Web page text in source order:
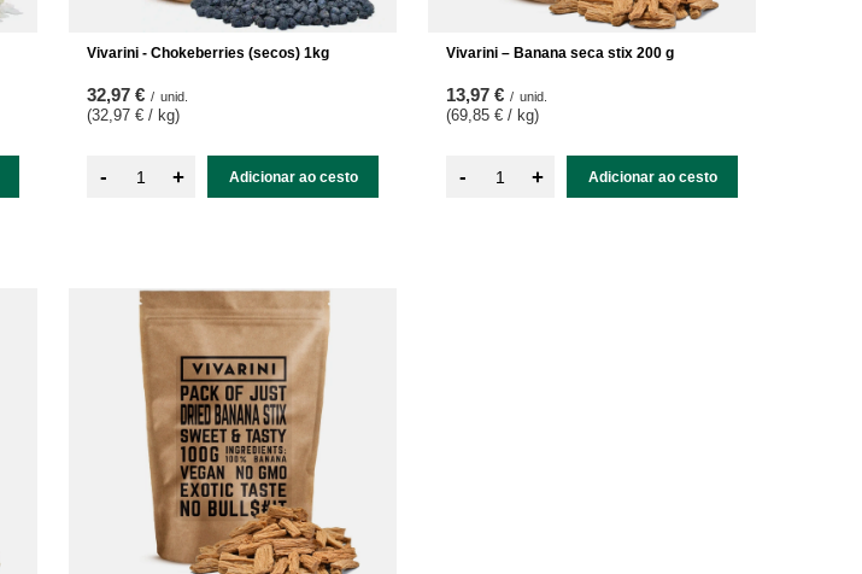
Vivarini - Chokeberries (secos) 1kg
32,97 € / unid.
(32,97 € / kg)
- + Adicionar ao cesto
Vivarini – Banana seca stix 200 g
13,97 € / unid.
(69,85 € / kg)
- + Adicionar ao cesto